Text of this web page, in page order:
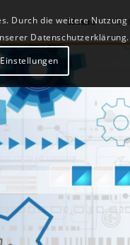
Home
die weitere
Datenschutzerklärung.
Einstellungen